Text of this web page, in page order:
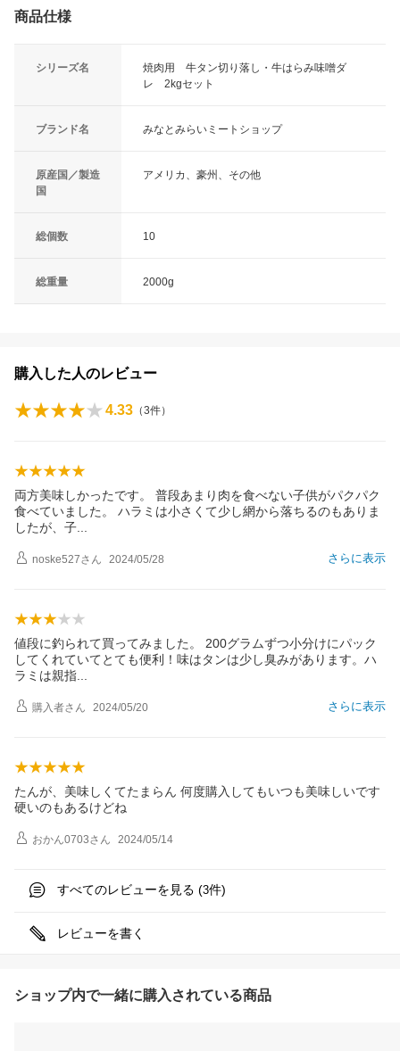
商品仕様
シリーズ名
焼肉用 牛タン切り落し・牛はらみ味噌ダ
レ 2kgセット
ブランド名 みなとみらいミートショップ
原産国／製造
国
アメリカ、豪州、その他
総個数 10
総重量 2000g
購入した人のレビュー
4.33 （3件）
両方美味しかったです。 普段あまり肉を食べない子供がパクパク
食べていました。 ハラミは小さくて少し網から落ちるのもありま
したが、 子
さらに表示
noske527さん 2024/05/28
値段に釣られて買ってみました。 200グラムずつ小分けにパック
してくれていてとても便利！味はタンは少し臭みがあります。ハ
ラミは親指
さらに表示
購入者さん 2024/05/20
たんが、美味しくてたまらん 何度購入してもいつも美味しいです
硬いのもあるけどね
おかん0703さん 2024/05/14
すべてのレビューを見る (3件)
レビューを書く
ショップ内で一緒に購入されている商品